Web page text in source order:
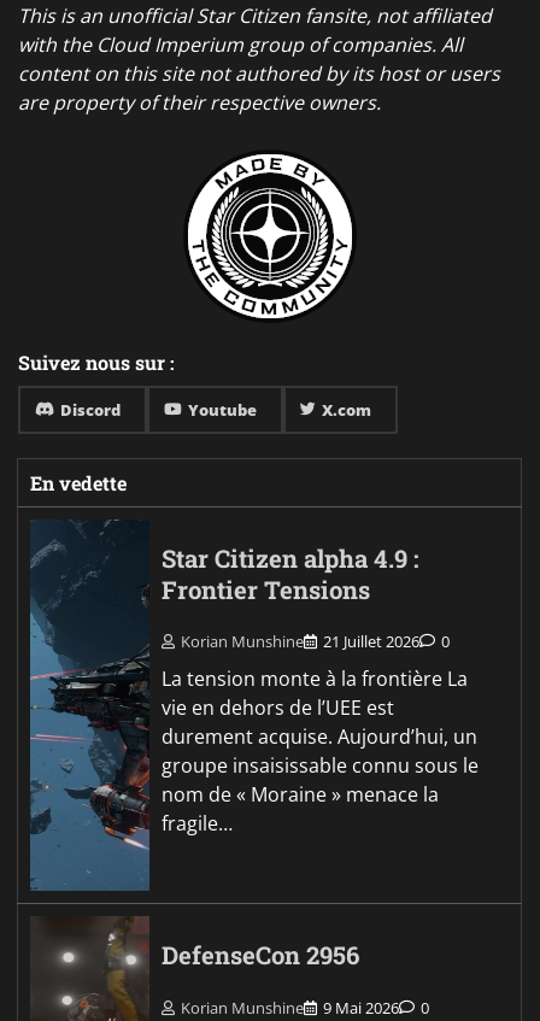
This is an unofficial Star Citizen fansite, not affiliated
with the Cloud Imperium group of companies. All
content on this site not authored by its host or users
are property of their respective owners.
Suivez nous sur :
Discord Youtube X.com
En vedette
Star Citizen alpha 4.9 :
Frontier Tensions
Korian Munshine 21 Juillet 2026 0
La tension monte à la frontière La
vie en dehors de l’UEE est
durement acquise. Aujourd’hui, un
groupe insaisissable connu sous le
nom de « Moraine » menace la
fragile…
DefenseCon 2956
Korian Munshine 9 Mai 2026 0